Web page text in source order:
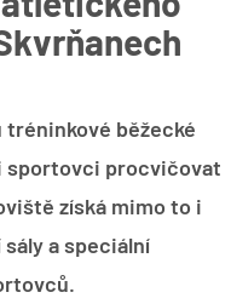
běžecké
sportovci procvičovat
získá mimo to i
a speciální